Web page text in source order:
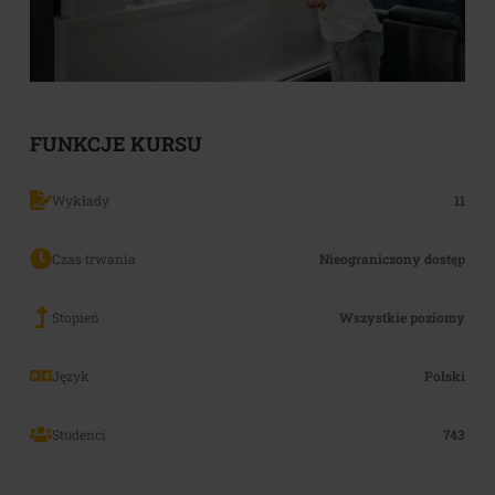
FUNKCJE KURSU
Wykłady 11
Czas trwania Nieograniczony dostęp
Stopień Wszystkie poziomy
Język Polski
Studenci 743